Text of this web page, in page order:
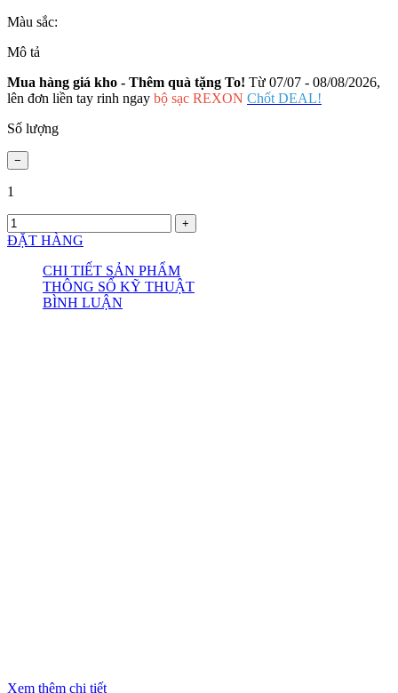
Màu sắc:
Mô tả
Mua hàng giá kho - Thêm quà tặng To! Từ 07/07 - 08/08/2026,
lên đơn liền tay rinh ngay bộ sạc REXON Chốt DEAL!
Số lượng
1
ĐẶT HÀNG
CHI TIẾT SẢN PHẨM
THÔNG SỐ KỸ THUẬT
BÌNH LUẬN
Xem thêm chi tiết